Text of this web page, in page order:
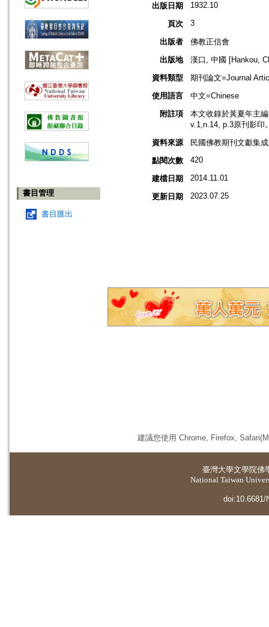
書目管理
書目匯出
出版日期 1932.10
頁次 3
出版者
佛教正信會
出版地
漢口, 中國 [Hankou,
資料類型
期刊論文=Journal
使用語言
中文=Chinese
附註項
本文收錄於黃夏年主
v.1,n.14, p.3原刊影印
資料來源
民國佛教期刊文獻集
點閱次數
420
建檔日期 2014.11.01
更新日期 2023.07.25
建議您使用 Chrome, Firefox,
臺灣大學文學院佛
National Taiwan
doi:10.6681/